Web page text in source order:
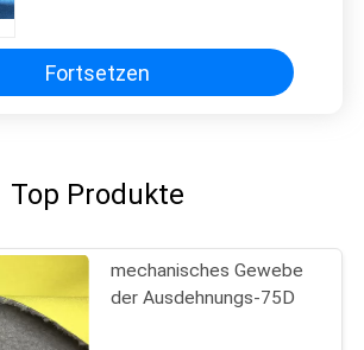
Fortsetzen
Top Produkte
mechanisches Gewebe
der Ausdehnungs-75D